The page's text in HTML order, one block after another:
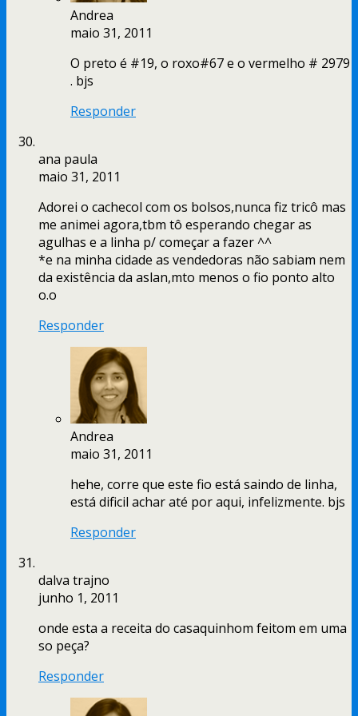
Andrea
maio 31, 2011
O preto é #19, o roxo#67 e o vermelho # 2979
. bjs
Responder
ana paula
maio 31, 2011
Adorei o cachecol com os bolsos,nunca fiz tricô mas
me animei agora,tbm tô esperando chegar as
agulhas e a linha p/ começar a fazer ^^
*e na minha cidade as vendedoras não sabiam nem
da existência da aslan,mto menos o fio ponto alto
o.o
Responder
Andrea
maio 31, 2011
hehe, corre que este fio está saindo de linha,
está dificil achar até por aqui, infelizmente. bjs
Responder
dalva trajno
junho 1, 2011
onde esta a receita do casaquinhom feitom em uma
so peça?
Responder